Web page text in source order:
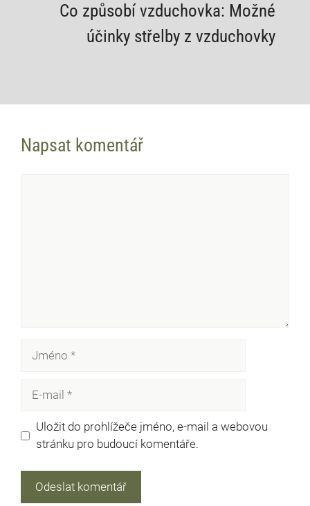
Co způsobí vzduchovka: Možné
účinky střelby z vzduchovky
Napsat komentář
Uložit do prohlížeče jméno, e-mail a webovou
stránku pro budoucí komentáře.